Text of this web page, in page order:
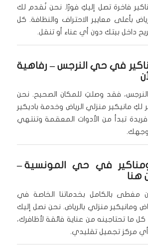
فاخرة تصل إليكِ فورًا. نحن نُقدم لك
بأعلى معايير الاحتراف والنظافة. كل
داخل بيتك دون أي عناء أو تنقل.
في حي النرجس– رفاهية
فقد وصلتِ للمكان الصحيح. نحن
لكِ مانيكير منزلي الرياض وخدمة باديكير
تبدأ من الأدوات المعقمة وتنتهي
وجهك.
ومناكير في حي المونسية–
هنا
مغطى بالكامل بخدماتنا الخاصة في
ومانيكير منزلي بالرياض. نحن نصل إليك
ما تحتاجينه من عناية فائقة لأظافرك،
مركز تجميل تقليدي.